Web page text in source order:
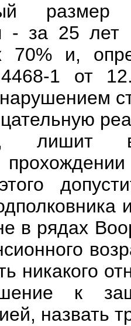
- за 25
70% и,
1 от
лишит
в рядах
никакого
к
назвать